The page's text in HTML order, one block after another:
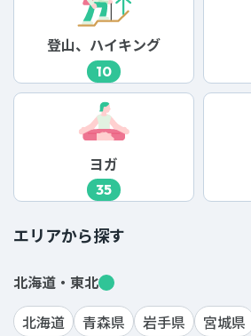
登山、ハイキング
10
ヨガ
35
エリアから探す
北海道・東北
北海道
青森県 岩手県 宮城県